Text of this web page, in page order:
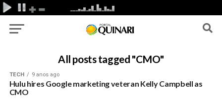
All posts tagged "CMO"
TECH 9 anos ago
Hulu hires Google marketing veteran Kelly Campbell as
CMO